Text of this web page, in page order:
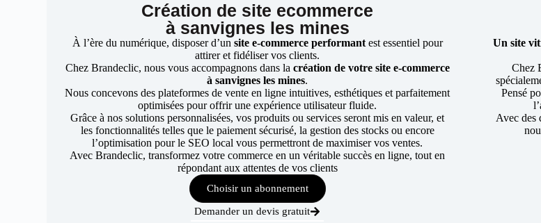
Création de site ecommerce
à sanvignes les mines
À l’ère du numérique, disposer d’un site e-commerce performant est essentiel pour
attirer et fidéliser vos clients.
Chez Brandeclic, nous vous accompagnons dans la création de votre site e-commerce
à sanvignes les mines.
Nous concevons des plateformes de vente en ligne intuitives, esthétiques et parfaitement
optimisées pour offrir une expérience utilisateur fluide.
Grâce à nos solutions personnalisées, vos produits ou services seront mis en valeur, et
les fonctionnalités telles que le paiement sécurisé, la gestion des stocks ou encore
l’optimisation pour le SEO local vous permettront de maximiser vos ventes.
Avec Brandeclic, transformez votre commerce en un véritable succès en ligne, tout en
répondant aux attentes de vos clients
Choisir un abonnement
Demander un devis gratuit
Un site
Chez
Pensé
Avec des